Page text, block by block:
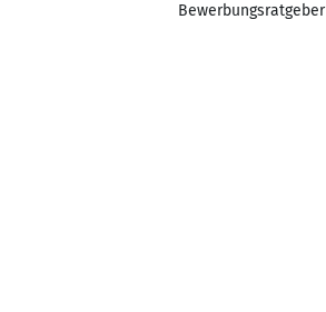
Bewerbungsratgeber